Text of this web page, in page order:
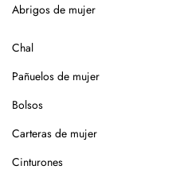
Abrigos de mujer
Chal
Pañuelos de mujer
Bolsos
Carteras de mujer
Cinturones